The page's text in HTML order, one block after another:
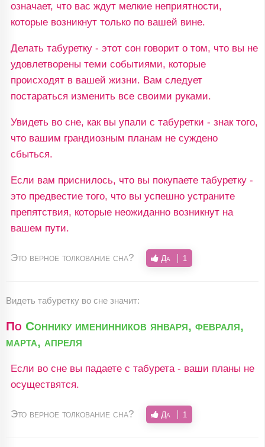
означает, что вас ждут мелкие неприятности,
которые возникнут только по вашей вине.
Делать табуретку - этот сон говорит о том, что вы не
удовлетворены теми событиями, которые
происходят в вашей жизни. Вам следует
постараться изменить все своими руками.
Увидеть во сне, как вы упали с табуретки - знак того,
что вашим грандиозным планам не суждено
сбыться.
Если вам приснилось, что вы покупаете табуретку -
это предвестие того, что вы успешно устраните
препятствия, которые неожиданно возникнут на
вашем пути.
Это верное толкование сна? Да 1
Видеть табуретку во сне значит:
По Соннику именинников января, февраля,
марта, апреля
Если во сне вы падаете с табурета - ваши планы не
осуществятся.
Это верное толкование сна? Да 1